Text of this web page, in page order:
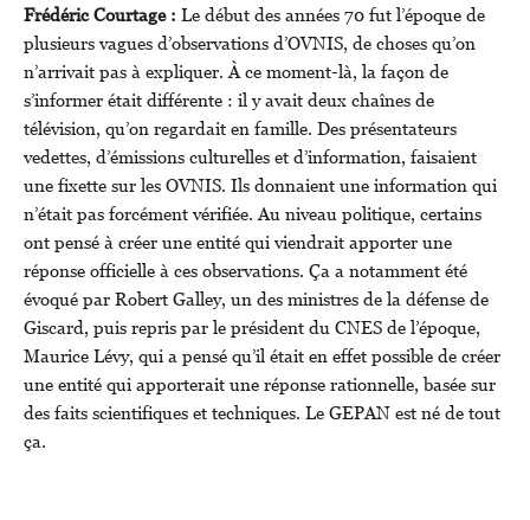
Frédéric Courtage : Le début des années 70 fut l’époque de
plusieurs vagues d’observations d’OVNIS, de choses qu’on
n’arrivait pas à expliquer. À ce moment-là, la façon de
s’informer était différente : il y avait deux chaînes de
télévision, qu’on regardait en famille. Des présentateurs
vedettes, d’émissions culturelles et d’information, faisaient
une fixette sur les OVNIS. Ils donnaient une information qui
n’était pas forcément vérifiée. Au niveau politique, certains
ont pensé à créer une entité qui viendrait apporter une
réponse officielle à ces observations. Ça a notamment été
évoqué par Robert Galley, un des ministres de la défense de
Giscard, puis repris par le président du CNES de l’époque,
Maurice Lévy, qui a pensé qu’il était en effet possible de créer
une entité qui apporterait une réponse rationnelle, basée sur
des faits scientifiques et techniques. Le GEPAN est né de tout
ça.